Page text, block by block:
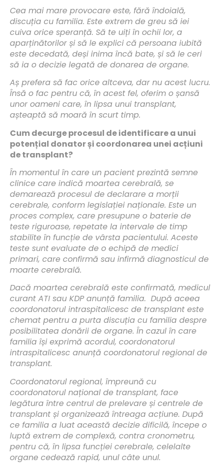
Cea mai mare provocare este, fără îndoială,
discuția cu familia. Este extrem de greu să iei
cuiva orice speranță. Să te uiți în ochii lor, a
aparținătorilor și să le explici că persoana iubită
este decedată, deși inima încă bate, și să le ceri
să ia o decizie legată de donarea de organe.
Aș prefera să fac orice altceva, dar nu acest lucru.
Însă o fac pentru că, în acest fel, oferim o șansă
unor oameni care, în lipsa unui transplant,
așteaptă să moară în scurt timp.
Cum decurge procesul de identificare a unui
potențial donator și coordonarea unei acțiuni
de transplant?
În momentul în care un pacient prezintă semne
clinice care indică moartea cerebrală, se
demarează procesul de declarare a morții
cerebrale, conform legislației naționale. Este un
proces complex, care presupune o baterie de
teste riguroase, repetate la intervale de timp
stabilite în funcție de vârsta pacientului. Aceste
teste sunt evaluate de o echipă de medici
primari, care confirmă sau infirmă diagnosticul de
moarte cerebrală.
Dacă moartea cerebrală este confirmată, medicul
curant ATI sau KDP anunță familia. După aceea
coordonatorul intraspitalicesc de transplant este
chemat pentru a purta discuția cu familia despre
posibilitatea donării de organe. În cazul în care
familia își exprimă acordul, coordonatorul
intraspitalicesc anunță coordonatorul regional de
transplant.
Coordonatorul regional, împreună cu
coordonatorul național de transplant, face
legătura între centrul de prelevare și centrele de
transplant și organizează întreaga acțiune. După
ce familia a luat această decizie dificilă, începe o
luptă extrem de complexă, contra cronometru,
pentru că, în lipsa funcției cerebrale, celelalte
organe cedează rapid, unul câte unul.